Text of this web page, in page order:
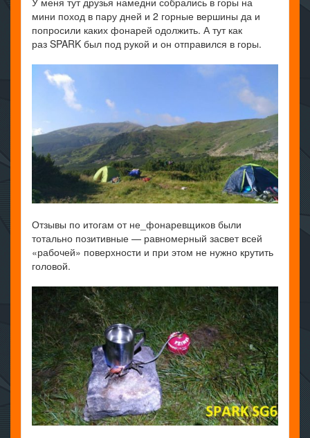
мини поход в пару дней и 2 горные вершины да и
попросили каких фонарей одолжить. А тут как
раз SPARK был под рукой и он отправился в горы.
Отзывы по итогам от не_фонаревщиков были
тотально позитивные — равномерный засвет всей
«рабочей» поверхности и при этом не нужно крутить
головой.